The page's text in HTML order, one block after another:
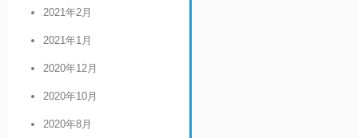
2021年2月
2021年1月
2020年12月
2020年10月
2020年8月